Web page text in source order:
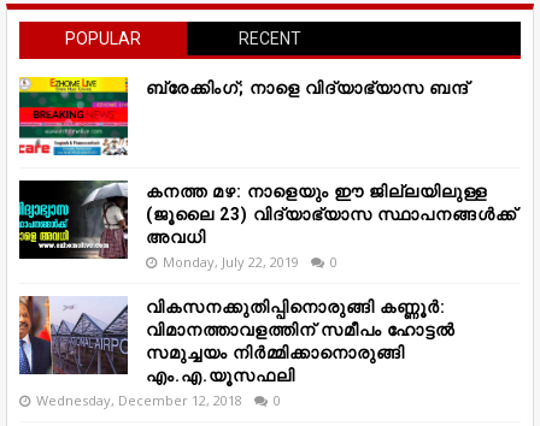
POPULAR RECENT
ബ്രേക്കിംഗ്; നാളെ വിദ്യാഭ്യാസ ബന്ദ്
കനത്ത മഴ: നാളെയും ഈ ജില്ലയിലുള്ള
(ജൂലൈ 23) വിദ്യാഭ്യാസ സ്ഥാപനങ്ങൾക്ക്
അവധി
Monday, July 22, 2019 0
വികസനക്കുതിപ്പിനൊരുങ്ങി കണ്ണൂർ:
വിമാനത്താവളത്തിന് സമീപം ഹോട്ടൽ
സമുച്ചയം നിർമ്മിക്കാനൊരുങ്ങി
എം.എ.യൂസഫലി
Wednesday, December 12, 2018 0